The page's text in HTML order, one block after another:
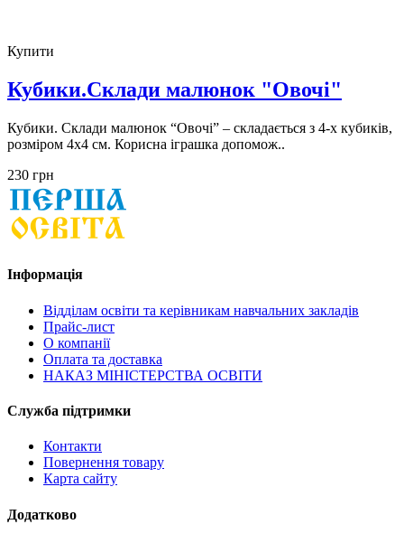
Купити
Кубики.Склади малюнок "Овочі"
Кубики. Склади малюнок “Овочі” – складається з 4-х кубиків,
розміром 4х4 см. Корисна іграшка допомож..
230 грн
Інформація
Відділам освіти та керівникам навчальних закладів
Прайс-лист
О компанії
Оплата та доставка
НАКАЗ МІНІСТЕРСТВА ОСВІТИ
Служба підтримки
Контакти
Повернення товару
Карта сайту
Додатково